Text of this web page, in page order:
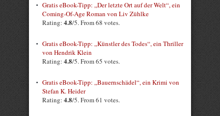
Gratis eBook-Tipp: „Der letzte Ort auf der Welt“, ein
Coming-Of-Age Roman von Liv Zühlke
Rating: 4.8/5. From 68 votes.
Gratis eBook-Tipp: „Künstler des Todes“, ein Thriller
von Hendrik Klein
Rating: 4.8/5. From 65 votes.
Gratis eBook-Tipp: „Bauernschädel“, ein Krimi von
Stefan K. Heider
Rating: 4.8/5. From 61 votes.